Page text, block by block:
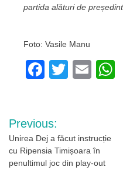
partida alături de
Foto: Vasile Manu
Facebook
Twitter
Navigare
în
articole
Previous:
Unirea Dej a făcut instrucție
cu Ripensia Timișoara în
penultimul joc din play-out